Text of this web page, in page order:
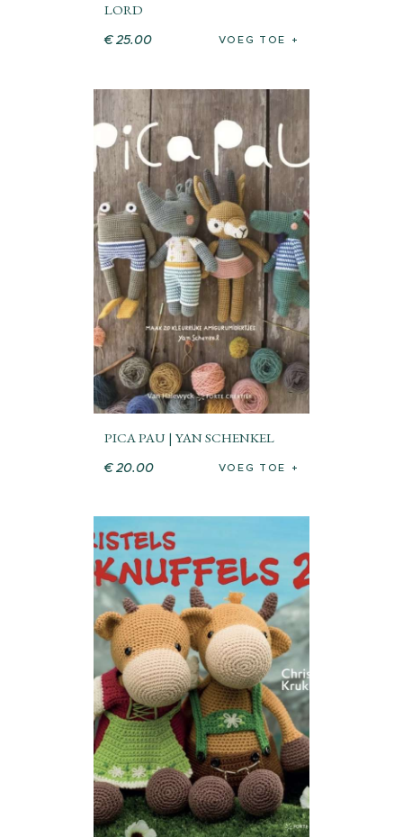
LORD
€ 25.00 VOEG TOE
PICA PAU | YAN SCHENKEL
€ 20.00 VOEG TOE